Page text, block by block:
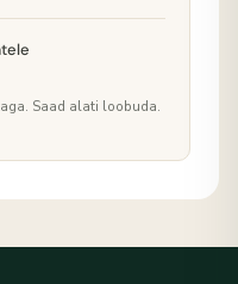
Saad alati loobuda.